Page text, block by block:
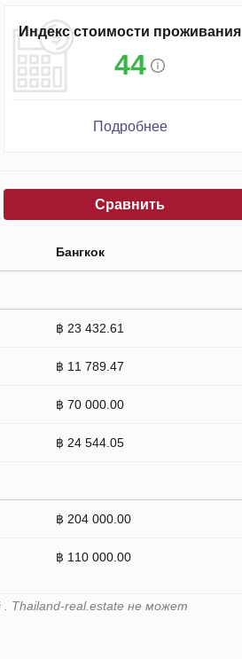
Индекс стоимости проживания
44
Подробнее
Сравнить
Бангкок
฿ 23 432.61
฿ 11 789.47
฿ 70 000.00
฿ 24 544.05
฿ 204 000.00
฿ 110 000.00
. Thailand-real.estate не может